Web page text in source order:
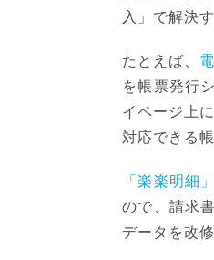
入」で解決
たとえば、
を帳票発行
イページ上
対応できる
「楽楽明細」
ので、請求
データを改